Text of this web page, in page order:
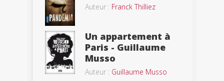
Auteur : Franck Thilliez
Un appartement à
Paris - Guillaume
Musso
Auteur : Guillaume Musso